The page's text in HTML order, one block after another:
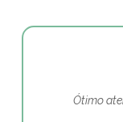
Ótimo